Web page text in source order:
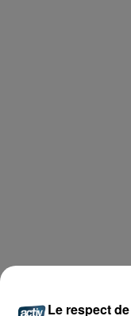
Le respect